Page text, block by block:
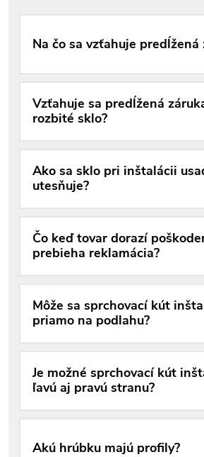
Na čo sa vzťahuje predĺžená
Vzťahuje sa predĺžená
rozbité sklo?
Ako sa sklo pri inštalácii
utesňuje?
Čo keď tovar dorazí
prebieha reklamácia?
Môže sa sprchovací kút
priamo na podlahu?
Je možné sprchovací kút
ľavú aj pravú stranu?
Akú hrúbku majú profily?